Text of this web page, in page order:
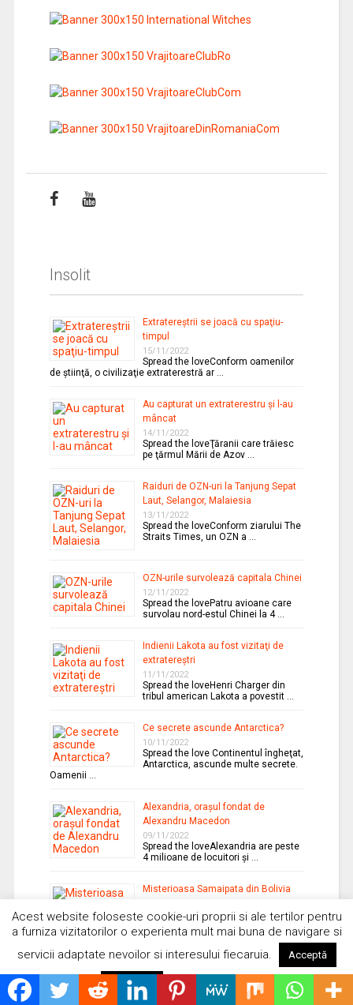
Insolit
Extratereştrii se joacă cu spaţiu-
timpul
15/11/2022
Spread the loveConform oamenilor
de ştiinţă, o civilizaţie extraterestră ar …
Au capturat un extraterestru şi l-au
mâncat
14/11/2022
Spread the loveŢăranii care trăiesc
pe ţărmul Mării de Azov …
Raiduri de OZN-uri la Tanjung Sepat
Laut, Selangor, Malaiesia
13/11/2022
Spread the loveConform ziarului The
Straits Times, un OZN a …
OZN-urile survolează capitala Chinei
12/11/2022
Spread the lovePatru avioane care
survolau nord-estul Chinei la 4 …
Indienii Lakota au fost vizitaţi de
extratereştri
11/11/2022
Spread the loveHenri Charger din
tribul american Lakota a povestit …
Ce secrete ascunde Antarctica?
10/11/2022
Spread the love Continentul îngheţat,
Antarctica, ascunde multe secrete.
Oamenii …
Alexandria, oraşul fondat de
Alexandru Macedon
09/11/2022
Spread the loveAlexandria are peste
4 milioane de locuitori şi …
Misterioasa Samaipata din Bolivia
Spread the love Este un sit
arheologic localizat în
departamentul …
Vehicole aeriene viitoare inspirate
de Războiul stelelor
07/11/2022
Acest website foloseste cookie-uri proprii si ale tertilor pentru
a furniza vizitatorilor o experienta mult mai buna de navigare si
servicii adaptate nevoilor si interesului fiecaruia.
Acceptă
Respinge Citește mai mult